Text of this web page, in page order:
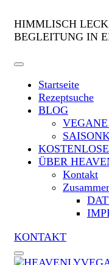
HIMMLISCH
BEGLEITUNG IN
Startseite
Rezeptsuche
BLOG
ÜBER
Kontakt
KONTAKT